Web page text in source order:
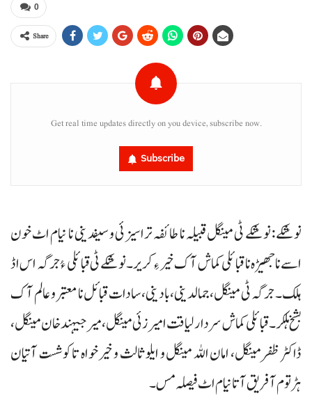
0
Share
Get real time updates directly on you device, subscribe now.
Subscribe
نوشکے : نوشکے ٹی مینگل قبیلہ نا طائفہ تراسیزئی و سیفدینی نا نیام اٹ خون
اسے نا جھیڑہ نا قبائلی کماش آک خیر ءِ کریر۔ نوشکے ٹی قبائلی ءُ جرگہ اس اڈ
ہلک۔ جرگہ ٹی مینگل،جمالدینی،بادینی،سادات قبائل نا معتبر و عالم آک
بشخ ہلکر۔ قبائلی کماش سردار لیاقت امیر زئی مینگل، میر جیہند خان مینگل،
ڈاکٹر ظفر مینگل، امان اللہ مینگل و ایلو ثالث و خیرخواہ تا کوشست آتیان
ہڑتوم آ فریق آتا نیام اٹ فیصلہ مس۔